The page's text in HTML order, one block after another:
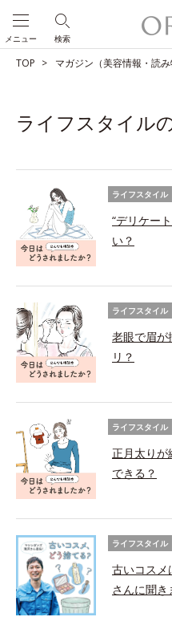
検索
メニュー
TOP マガジン（美容情報・読み
ライフスタイル
ライフスタイル
“デリケー
い？
ライフスタイル
老眼で眉
リ？
ライフスタイル
正月太りが
できる？
ライフスタイル
古いコスメ
さんに聞き